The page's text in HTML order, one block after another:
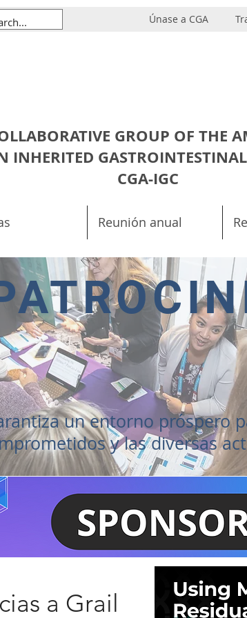
Únase a CGA
GROUP OF THE
INHERITED
CGA-IGC
Reunión anual
un entorno próspero
y las diversas
a Grail